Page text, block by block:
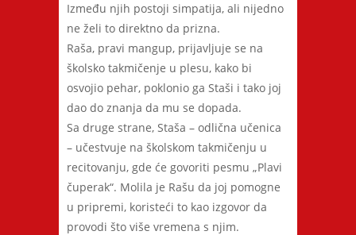
Između njih postoji simpatija, ali nijedno
ne želi to direktno da prizna.
Raša, pravi mangup, prijavljuje se na
školsko takmičenje u plesu, kako bi
osvojio pehar, poklonio ga Staši i tako joj
dao do znanja da mu se dopada.
Sa druge strane, Staša – odlična učenica
– učestvuje na školskom takmičenju u
recitovanju, gde će govoriti pesmu „Plavi
čuperak“. Molila je Rašu da joj pomogne
u pripremi, koristeći to kao izgovor da
provodi što više vremena s njim.